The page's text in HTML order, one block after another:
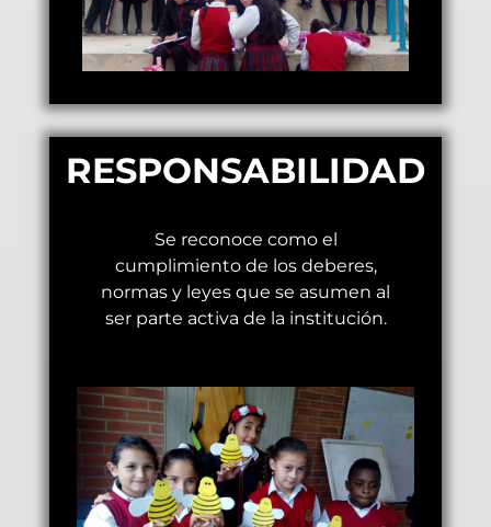
RESPONSABILIDAD
Se reconoce como el
cumplimiento de los deberes,
normas y leyes que se asumen al
ser parte activa de la institución.